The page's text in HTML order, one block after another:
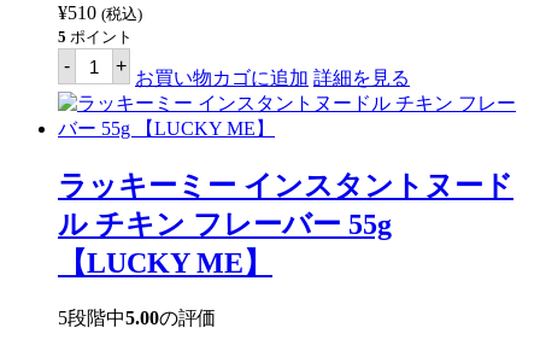
¥510 (税込)
5 ポイント
- テ
ィ
フ
ァ
ニ
フ
ァ
ー
ス
ト
ク
ス
ビ
+
お買い物カゴに追加 詳細を見る
ラッキーミー インスタントヌード
ル チキン フレーバー 55g
【LUCKY ME】
5段階中5.00の評価